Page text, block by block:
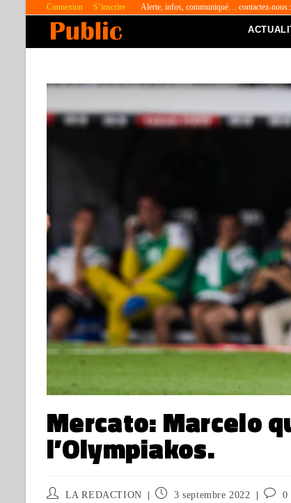
Connexion S’inscrire Alerte, infos, communiqué… contactez-nous
Mercato: Marcelo
l’Olympiakos.
LA REDACTION 3 septembre 2022 0